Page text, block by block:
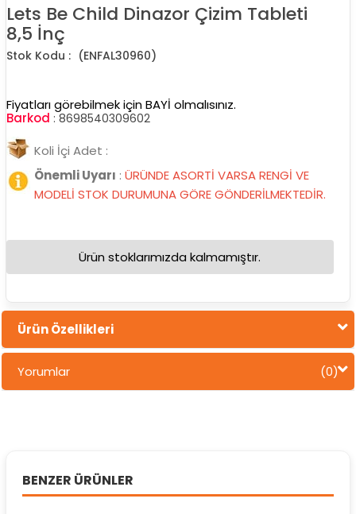
Lets Be Child Dinazor Çizim Tableti
8,5 İnç
(ENFAL30960)
Fiyatları görebilmek için BAYİ olmalısınız.
Barkod : 8698540309602
Koli İçi Adet :
Önemli Uyarı : ÜRÜNDE ASORTİ VARSA RENGİ VE
MODELİ STOK DURUMUNA GÖRE GÖNDERİLMEKTEDİR.
Ürün stoklarımızda kalmamıştır.
Ürün Özellikleri
Yorumlar (0)
BENZER ÜRÜNLER